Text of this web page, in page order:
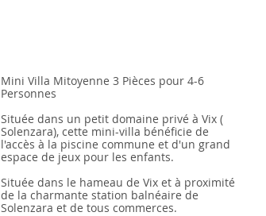
Mini Villa Mitoyenne 3 Pièces pour 4-6
Personnes
Située dans un petit domaine privé à Vix (
Solenzara), cette mini-villa bénéficie de
l'accès à la piscine commune et d'un grand
espace de jeux pour les enfants.
Située dans le hameau de Vix et à proximité
de la charmante station balnéaire de
Solenzara et de tous commerces.